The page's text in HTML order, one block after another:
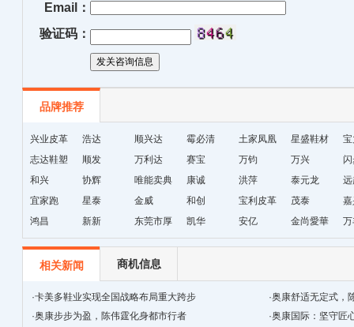
Email：
验证码：
品牌推荐
兴业皮革 浩达 顺兴达 霉必清
土家凤凰
十字绣鞋
垫厂
星盛鞋材
志达鞋塑
顺发 万利达 赛宝 万钧 万兴
和兴
协辉 唯能卖典 康诚 洪萍 泰元龙
宜家跑
星泰 金威 和创 宝利皮革 茂泰
鸿昌
新新
东莞市厚
街天逸皮
革
凯华 安亿 金尚愛華
相关新闻 商机信息
·卡美多鞋业实现全国战略布局重大跨步 ·奥康舒适无定式，
·奥康步步为盈，陈伟霆化身都市行者 ·奥康国际：坚守匠